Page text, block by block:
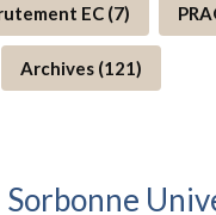
EC (7)
Archives (121)
Sorbonne